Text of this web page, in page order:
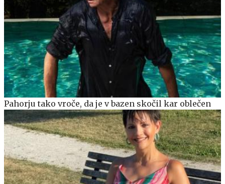
Pahorju tako vroče, da je v bazen skočil kar oblečen